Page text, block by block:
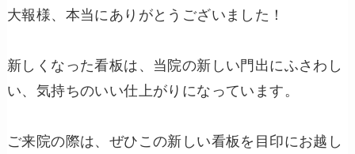
大報様、本当にありがとうございました！
新しくなった看板は、当院の新しい門出にふさわし
い、気持ちのいい仕上がりになっています。
ご来院の際は、ぜひこの新しい看板を目印にお越し